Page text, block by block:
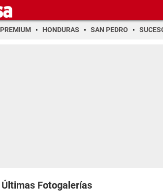
PREMIUM HONDURAS SAN PEDRO
Últimas Fotogalerías